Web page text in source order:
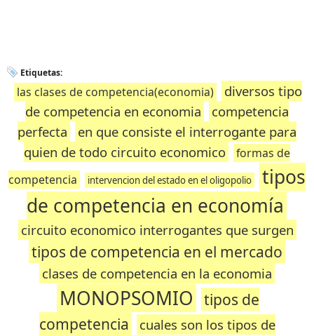
Etiquetas:
las clases de competencia(economia)
diversos tipo
de competencia en economia
competencia
perfecta
en que consiste el interrogante para
quien de todo circuito economico
formas de
competencia
intervencion del estado en el oligopolio
tipos
de competencia en economía
circuito economico interrogantes que surgen
tipos de competencia en el mercado
clases de competencia en la economia
MONOPSOMIO tipos de
competencia
cuales son los tipos de